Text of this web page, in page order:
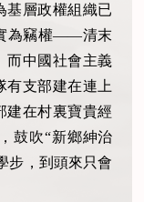
基層政權組織已
為竊權——清末
而中國社會主義
有支部建在連上
建在村裏寶貴經
鼓吹“新鄉紳治
步，到頭來只會